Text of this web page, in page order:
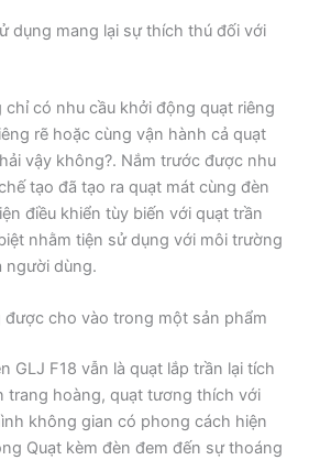
dụng mang lại sự thích thú đối với
có nhu cầu khởi động quạt riêng
rẽ hoặc cùng vận hành cả quạt
vậy không?. Nắm trước được nhu
tạo đã tạo ra quạt mát cùng đèn
điều khiển tùy biến với quạt trần
nhằm tiện sử dụng với môi trường
người dùng.
được cho vào trong một sản phẩm
GLJ F18 vẫn là quạt lắp trần lại tích
trang hoàng, quạt tương thích với
không gian có phong cách hiện
Quạt kèm đèn đem đến sự thoáng